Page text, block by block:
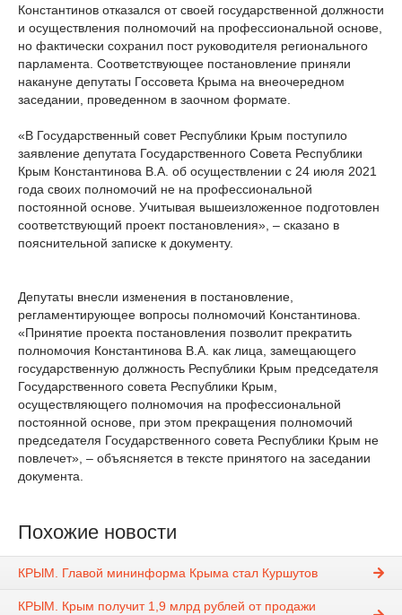
Константинов отказался от своей государственной должности
и осуществления полномочий на профессиональной основе,
но фактически сохранил пост руководителя регионального
парламента. Соответствующее постановление приняли
накануне депутаты Госсовета Крыма на внеочередном
заседании, проведенном в заочном формате.
«В Государственный совет Республики Крым поступило
заявление депутата Государственного Совета Республики
Крым Константинова В.А. об осуществлении с 24 июля 2021
года своих полномочий не на профессиональной
постоянной основе. Учитывая вышеизложенное подготовлен
соответствующий проект постановления», – сказано в
пояснительной записке к документу.
Депутаты внесли изменения в постановление,
регламентирующее вопросы полномочий Константинова.
«Принятие проекта постановления позволит прекратить
полномочия Константинова В.А. как лица, замещающего
государственную должность Республики Крым председателя
Государственного совета Республики Крым,
осуществляющего полномочия на профессиональной
постоянной основе, при этом прекращения полномочий
председателя Государственного совета Республики Крым не
повлечет», – объясняется в тексте принятого на заседании
документа.
Похожие новости
КРЫМ. Главой мининформа Крыма стал Куршутов
КРЫМ. Крым получит 1,9 млрд рублей от продажи